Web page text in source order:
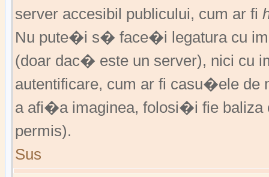
server accesibil publicului, cum ar fi
Nu pute�i s� face�i legatura cu
(doar dac� este un server), nici cu
autentificare, cum ar fi casu�ele de
a afi�a imaginea, folosi�i fie baliza
permis).
Sus